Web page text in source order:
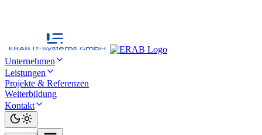
Unternehmen
Leistungen
Projekte & Referenzen
Weiterbildung
Kontakt